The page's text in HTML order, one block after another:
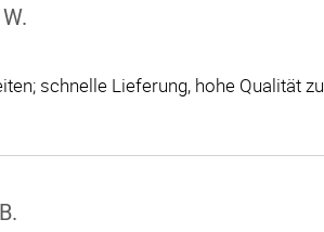
schnelle Lieferung, hohe Qualität zu